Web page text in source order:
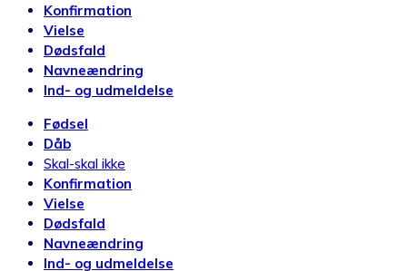
Konfirmation
Vielse
Dødsfald
Navneændring
Ind- og udmeldelse
Fødsel
Dåb
Skal-skal ikke
Konfirmation
Vielse
Dødsfald
Navneændring
Ind- og udmeldelse